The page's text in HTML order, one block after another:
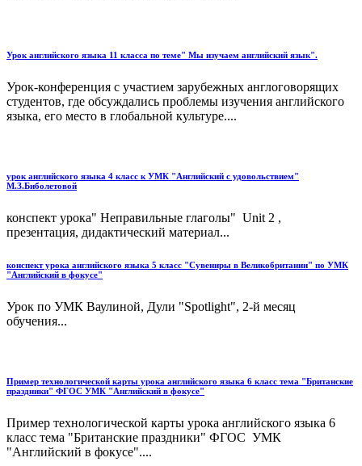
Урок английского языка 11 класса по теме" Мы изучаем английский язык".
Урок-конференция с участием зарубежных англоговорящих
студентов, где обсуждались проблемы изучения английского
языка, его место в глобальной культуре....
урок английского языка 4 класс к УМК "Английский с удовольствием"
М.З.Биболетовой
конспект урока" Неправильные глаголы" Unit 2 ,
презентация, дидактический материал...
конспект урока английского языка 5 класс "Сувениры в Великобритании" по УМК
"Английский в фокусе"
Урок по УМК Ваулиной, Дули "Spotlight", 2-й месяц
обучения...
Пример технологической карты урока английского языка 6 класс тема "Британские
праздники" ФГОС УМК "Английский в фокусе"
Пример технологической карты урока английского языка 6
класс тема "Британские праздники" ФГОС УМК
"Английский в фокусе"....